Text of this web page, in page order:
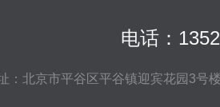
电话：
：北京市平谷区平谷镇迎宾花园3号